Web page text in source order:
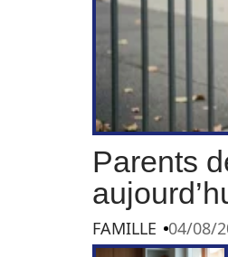
Parents
FAMILLE 04/08/